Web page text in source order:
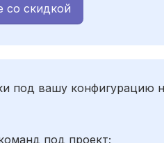
со скидкой
под вашу конфигурацию
под проект;